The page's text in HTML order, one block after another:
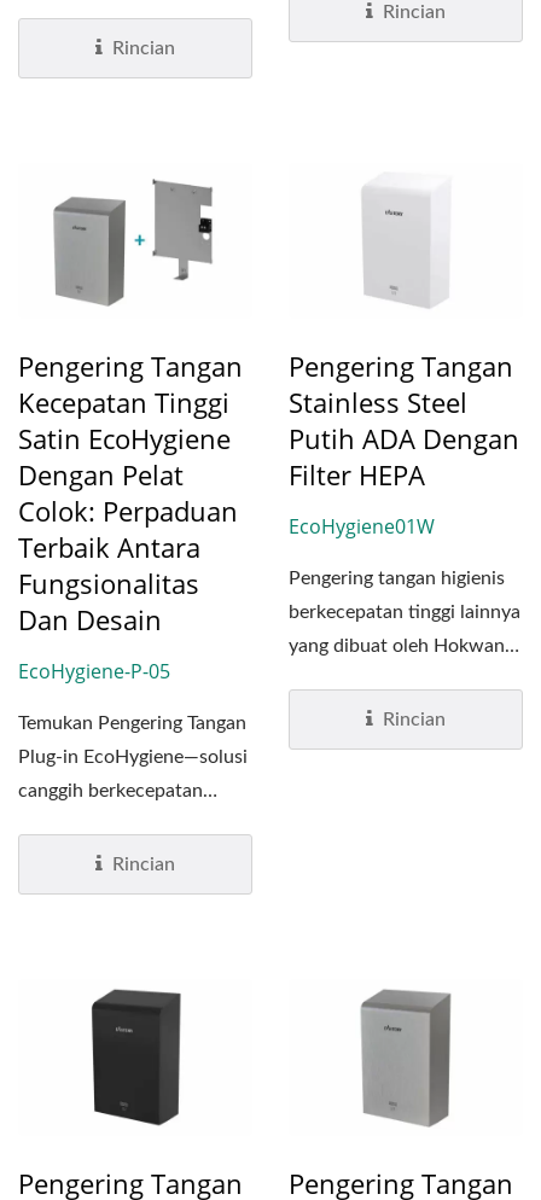
Rincian
baru—sebuah
peningkatan...
Rincian
Pengering Tangan
Kecepatan Tinggi
Satin EcoHygiene
Dengan Pelat
Colok: Perpaduan
Terbaik Antara
Fungsionalitas
Dan Desain
EcoHygiene-P-05
Temukan Pengering Tangan
Plug-in EcoHygiene—solusi
canggih berkecepatan
Rincian
Pengering Tangan
Stainless Steel
Putih ADA Dengan
Filter HEPA
EcoHygiene01W
Pengering tangan higienis
berkecepatan tinggi lainnya
yang dibuat oleh Hokwang!
Rincian
Pengering Tangan
Pengering Tangan